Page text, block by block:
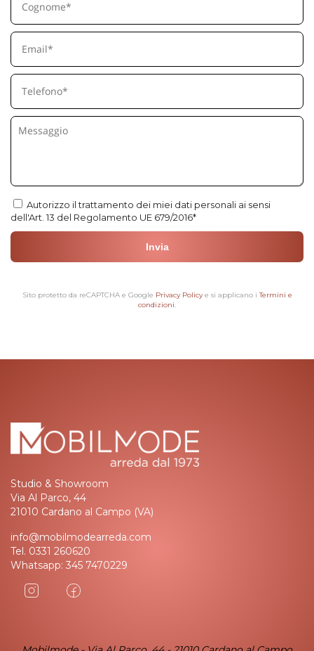
Autorizzo il trattamento dei miei dati personali ai sensi
dell'Art. 13 del Regolamento UE 679/2016*
Si prega di lasciare vuoto questo campo.
Sito protetto da reCAPTCHA e Google Privacy Policye si applicano iTermini e
condizioni.
Studio & Showroom
Via Al Parco, 44
21010 Cardano al Campo (VA)
info@mobilmodearreda.com
Tel. 0331 260620
Whatsapp: 345 7470229